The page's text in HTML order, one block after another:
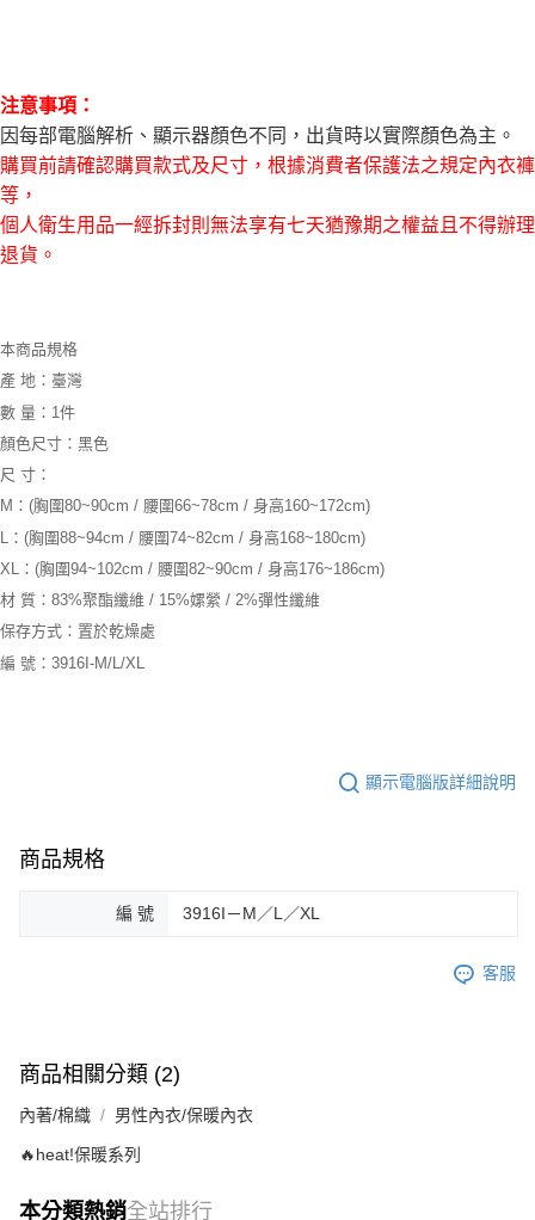
３．未成年的使用者請事先徵得法定代理人或監護人之同意方可使用
任。
４．使用「AFTEE先享後付」時，將依據個別帳號之用戶狀況，依本公司即
５．嚴禁一人註冊多個帳號或使用他人資訊註冊。若發現惡意使用之情形，
恩沛科技股份有限公司將有權停止該用戶之使用額度並採取法律行動。
每筆NT$150，滿NT$3,000(含以上)免運費
貨到付款
每筆NT$150，滿NT$3,000(含以上)免運費
注意事項：
因每部電腦解析、顯示器顏色不同，出貨時以實際顏色為主。
購買前請確認購買款式及尺寸，根據消費者保護法之規定內衣褲
等，
個人衛生用品一經拆封則無法享有七天猶豫期之權益且不得辦理
退貨。
本商品規格
產 地：臺灣
數 量：1件
顏色尺寸：黑色
尺 寸：
M：(胸圍80~90cm / 腰圍66~78cm / 身高160~172cm)
L：(胸圍88~94cm / 腰圍74~82cm / 身高168~180cm)
XL：(胸圍94~102cm / 腰圍82~90cm / 身高176~186cm)
材 質：83%聚酯纖維 / 15%嫘縈 / 2%彈性纖維
保存方式：置於乾燥處
編 號：3916I-M/L/XL
顯示電腦版詳細說明
商品規格
編 號 3916I－M／L／XL
客服
商品相關分類 (2)
內著/棉織 男性內衣/保暖內衣
🔥heat!保暖系列
本分類熱銷全站排行